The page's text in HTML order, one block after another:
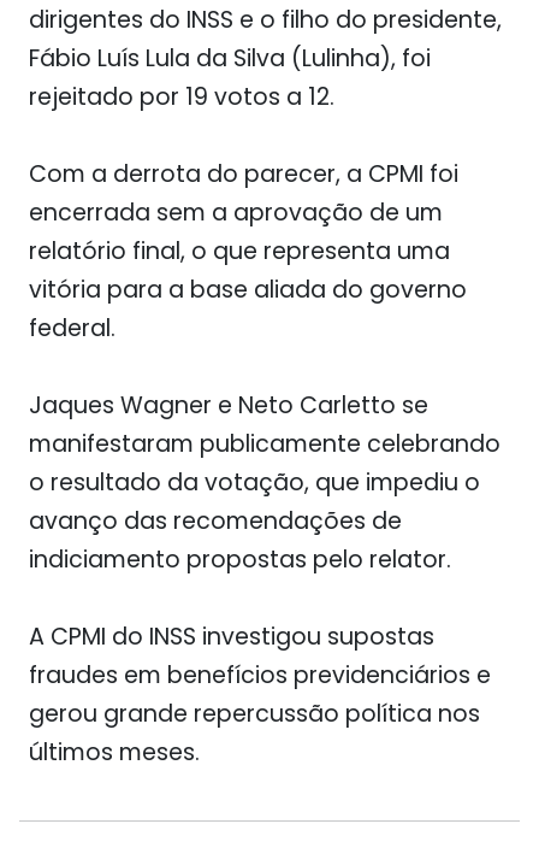
dirigentes do INSS e o filho do presidente,
Fábio Luís Lula da Silva (Lulinha), foi
rejeitado por 19 votos a 12.
Com a derrota do parecer, a CPMI foi
encerrada sem a aprovação de um
relatório final, o que representa uma
vitória para a base aliada do governo
federal.
Jaques Wagner e Neto Carletto se
manifestaram publicamente celebrando
o resultado da votação, que impediu o
avanço das recomendações de
indiciamento propostas pelo relator.
A CPMI do INSS investigou supostas
fraudes em benefícios previdenciários e
gerou grande repercussão política nos
últimos meses.